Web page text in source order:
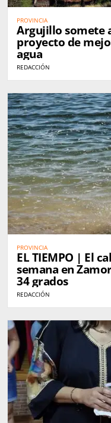
PROVINCIA
Argujillo somete
proyecto de
agua
REDACCIÓN
PROVINCIA
EL TIEMPO | El
semana en
34 grados
REDACCIÓN